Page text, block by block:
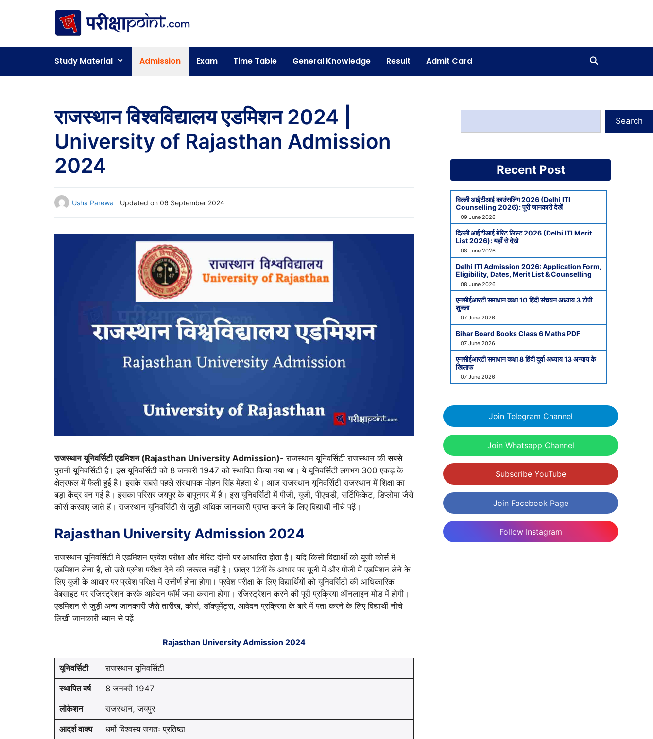
Study Material Admission Exam Time Table General Knowledge Result Admit Card
राजस्थान विश्वविद्यालय एडमिशन 2024 |
University of Rajasthan Admission
2024
Usha Parewa Updated on 06 September 2024
राजस्थान यूनिवर्सिटी एडमिशन (Rajasthan University Admission)- राजस्थान यूनिवर्सिटी राजस्थान की सबसे
पुरानी यूनिवर्सिटी है। इस यूनिवर्सिटी को 8 जनवरी 1947 को स्थापित किया गया था। ये यूनिवर्सिटी लगभग 300 एकड़ के
क्षेत्रफल में फैली हुई है। इसके सबसे पहले संस्थापक मोहन सिंह मेहता थे। आज राजस्थान यूनिवर्सिटी राजस्थान में शिक्षा का
बड़ा केंद्र बन गई है। इसका परिसर जयपुर के बापूनगर में है। इस यूनिवर्सिटी में पीजी, यूजी, पीएचडी, सर्टिफिकेट, डिप्लोमा जैसे
कोर्स करवाए जाते हैं। राजस्थान यूनिवर्सिटी से जुड़ी अधिक जानकारी प्राप्त करने के लिए विद्यार्थी नीचे पढ़ें।
Rajasthan University Admission 2024
राजस्थान यूनिवर्सिटी में एडमिशन प्रवेश परीक्षा और मेरिट दोनों पर आधारित होता है। यदि किसी विद्यार्थी को यूजी कोर्स में
एडमिशन लेना है, तो उसे प्रवेश परीक्षा देने की ज़रूरत नहीं है। छात्र 12वीं के आधार पर यूजी में और पीजी में एडमिशन लेने के
लिए यूजी के आधार पर प्रवेश परिक्षा में उत्तीर्ण होना होगा। प्रवेश परीक्षा के लिए विद्यार्थियों को यूनिवर्सिटी की आधिकारिक
वेबसाइट पर रजिस्ट्रेशन करके आवेदन फॉर्म जमा कराना होगा। रजिस्ट्रेशन करने की पूरी प्रक्रिया ऑनलाइन मोड में होगी।
एडमिशन से जुड़ी अन्य जानकारी जैसे तारीख, कोर्स, डॉक्यूमेंट्स, आवेदन प्रक्रिया के बारे में पता करने के लिए विद्यार्थी नीचे
लिखी जानकारी ध्यान से पढ़ें।
Rajasthan University Admission 2024
यूनिवर्सिटी राजस्थान यूनिवर्सिटी
स्थापित वर्ष 8 जनवरी 1947
लोकेशन राजस्थान, जयपुर
आदर्श वाक्य धर्मो विश्वस्य जगतः प्रतिष्ठा
Search
Recent Post
दिल्ली आईटीआई काउंसलिंग 2026 (Delhi ITI
Counselling 2026): पूरी जानकारी देखें
09 June 2026
दिल्ली आईटीआई मेरिट लिस्ट 2026 (Delhi ITI Merit
List 2026): यहाँ से देखे
08 June 2026
Delhi ITI Admission 2026: Application Form,
Eligibility, Dates, Merit List & Counselling
08 June 2026
एनसीईआरटी समाधान कक्षा 10 हिंदी संचयन अध्याय 3 टोपी
शुक्ला
07 June 2026
Bihar Board Books Class 6 Maths PDF
07 June 2026
एनसीईआरटी समाधान कक्षा 8 हिंदी दूर्वा अध्याय 13 अन्याय के
खिलाफ
07 June 2026
Join Telegram Channel
Join Whatsapp Channel
Subscribe YouTube
Join Facebook Page
Follow Instagram